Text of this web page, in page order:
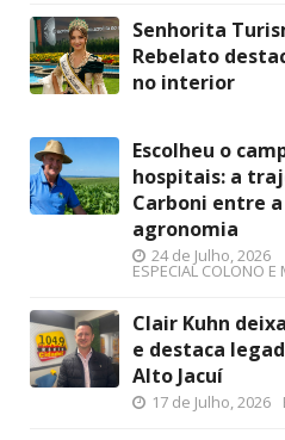
Senhorita
Rebelato
no interior
Escolheu o
hospitais: a
Carboni entre
agronomia
24 de Julho, 2026
ESPECIAL COLONO E
Clair Kuhn
e destaca
Alto Jacuí
17 de Julho, 2026